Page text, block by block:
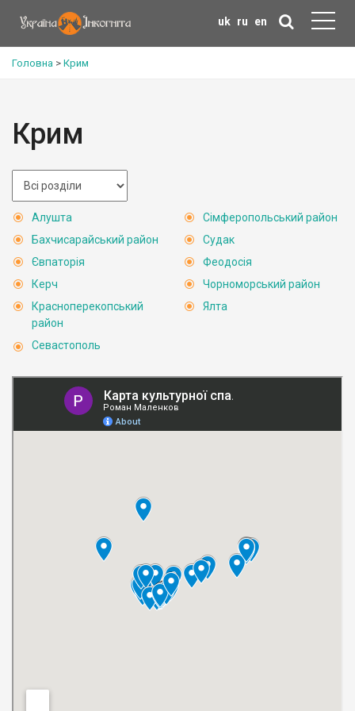
uk ru en
Головна > Крим
Крим
Алушта
Бахчисарайський район
Євпаторія
Керч
Красноперекопський
район
Севастополь
Сімферопольський район
Судак
Феодосія
Чорноморський район
Ялта